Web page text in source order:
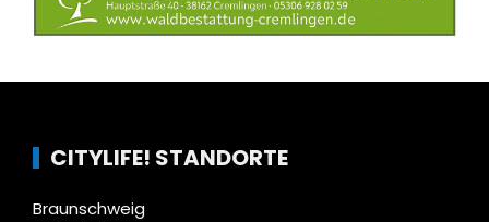
CITYLIFE! STANDORTE
Braunschweig